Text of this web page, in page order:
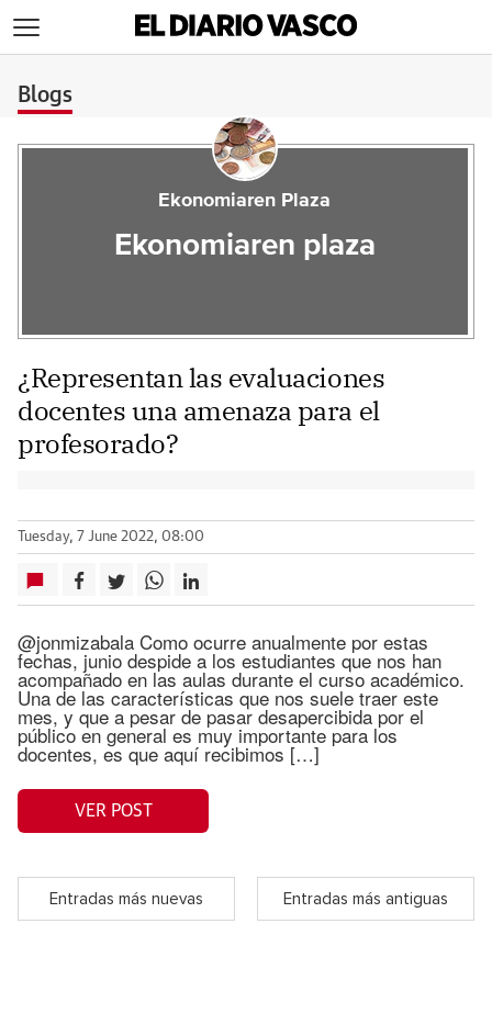
Blogs
Ekonomiaren Plaza
Ekonomiaren plaza
¿Representan las evaluaciones
docentes una amenaza para el
profesorado?
Tuesday, 7 June 2022, 08:00
@jonmizabala Como ocurre anualmente por estas
fechas, junio despide a los estudiantes que nos han
acompañado en las aulas durante el curso académico.
Una de las características que nos suele traer este
mes, y que a pesar de pasar desapercibida por el
público en general es muy importante para los
docentes, es que aquí recibimos […]
VER POST
Entradas más nuevas Entradas más antiguas